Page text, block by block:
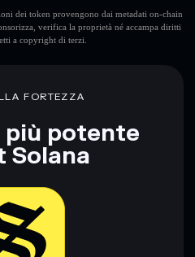
dei token provengono dai metadati on-chain
verifica la proprietà né accampa diritti
a copyright di terzi.
FORTEZZA
più potente
Solana